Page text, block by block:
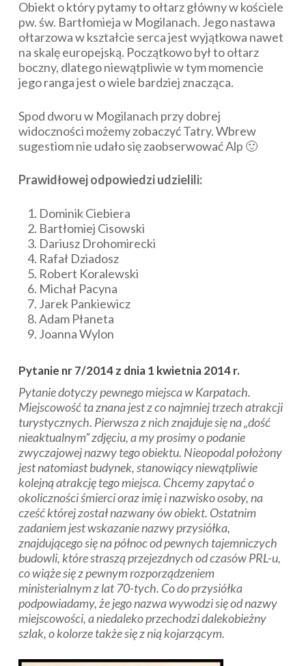
Obiekt o który pytamy to ołtarz główny w kościele
pw. św. Bartłomieja w Mogilanach. Jego nastawa
ołtarzowa w kształcie serca jest wyjątkowa nawet
na skalę europejską. Początkowo był to ołtarz
boczny, dlatego niewątpliwie w tym momencie
jego ranga jest o wiele bardziej znacząca.
Spod dworu w Mogilanach przy dobrej
widoczności możemy zobaczyć Tatry. Wbrew
sugestiom nie udało się zaobserwować Alp 🙂
Prawidłowej odpowiedzi udzielili:
Dominik Ciebiera
Bartłomiej Cisowski
Dariusz Drohomirecki
Rafał Dziadosz
Robert Koralewski
Michał Pacyna
Jarek Pankiewicz
Adam Płaneta
Joanna Wylon
Pytanie nr 7/2014 z dnia 1 kwietnia 2014 r.
Pytanie dotyczy pewnego miejsca w Karpatach.
Miejscowość ta znana jest z co najmniej trzech atrakcji
turystycznych. Pierwsza z nich znajduje się na „dość
nieaktualnym” zdjęciu, a my prosimy o podanie
zwyczajowej nazwy tego obiektu. Nieopodal położony
jest natomiast budynek, stanowiący niewątpliwie
kolejną atrakcję tego miejsca. Chcemy zapytać o
okoliczności śmierci oraz imię i nazwisko osoby, na
cześć której został nazwany ów obiekt. Ostatnim
zadaniem jest wskazanie nazwy przysiółka,
znajdującego się na północ od pewnych tajemniczych
budowli, które straszą przejezdnych od czasów PRL-u,
co wiąże się z pewnym rozporządzeniem
ministerialnym z lat 70-tych. Co do przysiółka
podpowiadamy, że jego nazwa wywodzi się od nazwy
miejscowości, a niedaleko przechodzi dalekobieżny
szlak, o kolorze także się z nią kojarzącym.